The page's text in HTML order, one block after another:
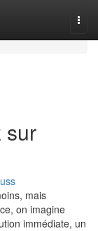
sur
mais
on imagine
immédiate, un